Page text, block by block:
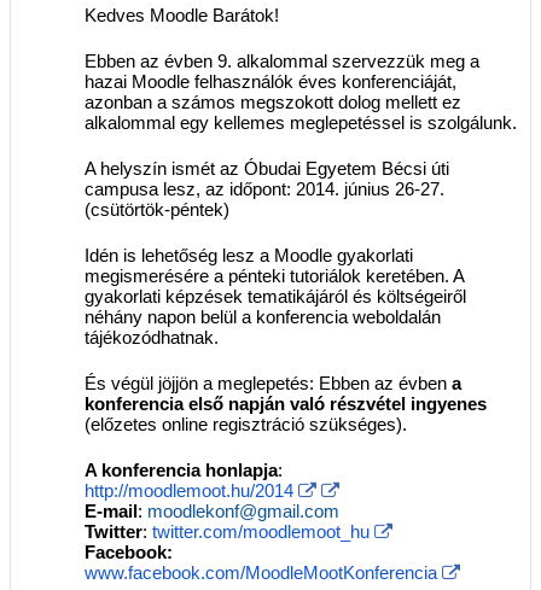
Kedves Moodle Barátok!
Ebben az évben 9. alkalommal szervezzük meg a
hazai Moodle felhasználók éves konferenciáját,
azonban a számos megszokott dolog mellett ez
alkalommal egy kellemes meglepetéssel is szolgálunk.
A helyszín ismét az Óbudai Egyetem Bécsi úti
campusa lesz, az időpont: 2014. június 26-27.
(csütörtök-péntek)
Idén is lehetőség lesz a Moodle gyakorlati
megismerésére a pénteki tutoriálok keretében. A
gyakorlati képzések tematikájáról és költségeiről
néhány napon belül a konferencia weboldalán
tájékozódhatnak.
És végül jöjjön a meglepetés: Ebben az évben a
konferencia első napján való részvétel ingyenes
(előzetes online regisztráció szükséges).
A konferencia honlapja:
http://moodlemoot.hu/2014
E-mail: moodlekonf@gmail.com
Twitter: twitter.com/moodlemoot_hu
Facebook:
www.facebook.com/MoodleMootKonferencia